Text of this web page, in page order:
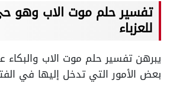
تفسير حلم موت الاب وهو
للعزباء
يبرهن تفسير حلم موت الاب والبكاء
بعض الأمور التي تدخل إليها في